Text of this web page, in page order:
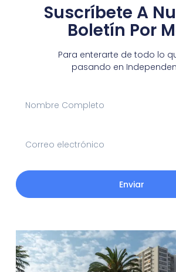
Suscríbete A
Boletín Por
Para enterarte de todo lo
pasando en
Enviar